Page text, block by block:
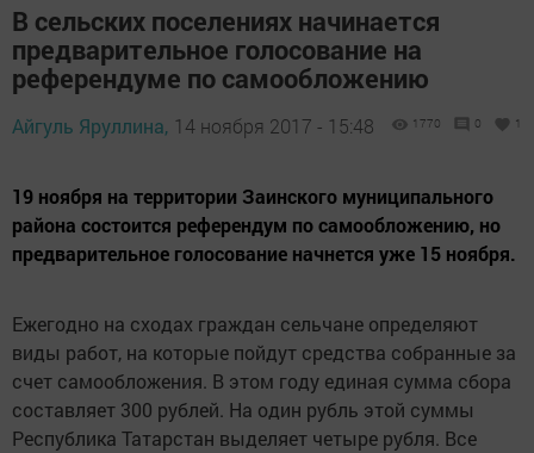
В сельских поселениях начинается
предварительное голосование на
референдуме по самообложению
Айгуль Яруллина, 14 ноября 2017 - 15:48 1770 0 1
19 ноября на территории Заинского муниципального
района состоится референдум по самообложению, но
предварительное голосование начнется уже 15 ноября.
Ежегодно на сходах граждан сельчане определяют
виды работ, на которые пойдут средства собранные за
счет самообложения. В этом году единая сумма сбора
составляет 300 рублей. На один рубль этой суммы
Республика Татарстан выделяет четыре рубля. Все